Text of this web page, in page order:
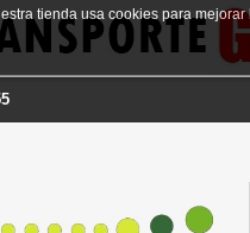
tienda usa cookies para